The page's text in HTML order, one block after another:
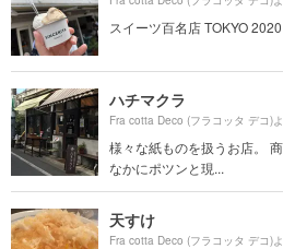
スイーツ百名店 TOKYO 2020
ハチマクラ
Fra cotta Deco (フラコッタ デコ)
様々な紙ものを扱うお店。
なかにポツンと現...
天すけ
Fra cotta Deco (フラコッタ デコ)